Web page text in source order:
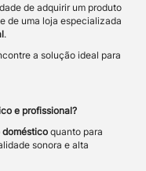
de adquirir um produto
de uma loja especializada
.
a solução ideal para
e profissional?
domésticoquanto para
sonora e alta